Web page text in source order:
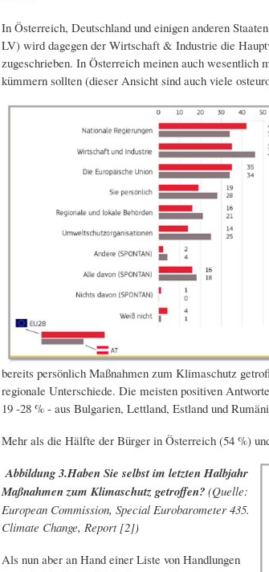
In Österreich, Deutschland und einigen anderen
LV) wird dagegen der Wirtschaft & Industrie die
zugeschrieben. In Österreich meinen auch wesentlich
kümmern sollten (dieser Ansicht sind auch viele
bereits persönlich Maßnahmen zum Klimaschutz
regionale Unterschiede. Die meisten positiven
19 -28 % - aus Bulgarien, Lettland, Estland und
Mehr als die Hälfte der Bürger in Österreich (54 %)
Abbildung 3.Haben Sie selbst im letzten Halbjahr
Maßnahmen zum Klimaschutz getroffen?(Quelle:
European Commission, Special Eurobarometer 435.
Climate Change, Report [2])
Als nun aber an Hand einer Liste von Handlungen